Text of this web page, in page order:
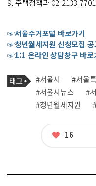
9, 주택정책과 02-2133-
☞서울주거포털 바로가기
☞청년월세지원 신청모집 공
☞1:1 온라인 상담창구 바로
기
사
관
련
태
태
그
#서울시 #서울
#서울시뉴스
#
#청년월세지원
좋
16